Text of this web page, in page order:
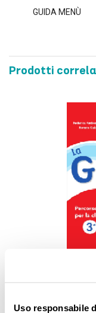
Uso responsabile
GUIDA MENÙ
Prodotti